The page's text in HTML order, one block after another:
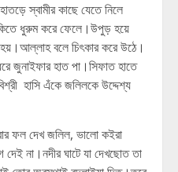
স্বামীর কাছে যেতে নিলে
ধুরুম করে ফেলে।উপুড় হয়ে
বলে চিৎকার করে উঠে।
জুনাইফার হাত পা।সিফাত হাতে
হাসি এঁকে জলিলকে উদ্দেশ্য
ফল দেখ জলিল, ভালো কইরা
না।নদীর ঘাটে যা দেখছোত তা